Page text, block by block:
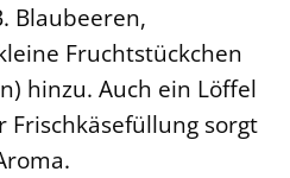
Blaubeeren,
Fruchtstückchen
hinzu. Auch ein Löffel
sorgt